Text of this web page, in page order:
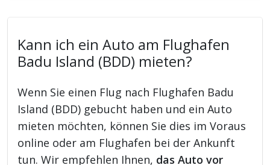
Kann ich ein Auto am Flughafen
Badu Island (BDD) mieten?
Wenn Sie einen Flug nach Flughafen Badu
Island (BDD) gebucht haben und ein Auto
mieten möchten, können Sie dies im Voraus
online oder am Flughafen bei der Ankunft
tun. Wir empfehlen Ihnen, das Auto vor